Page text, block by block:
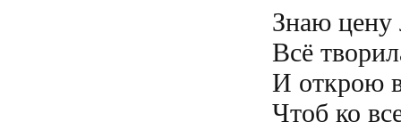
Знаю цену
Всё
И открою
Чтоб ко